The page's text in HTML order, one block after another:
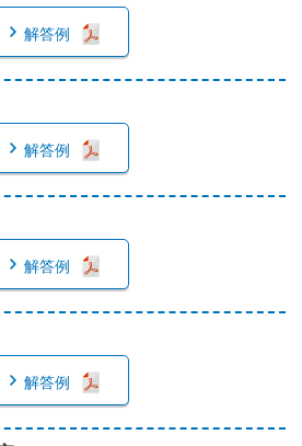
解答例
解答例
解答例
解答例